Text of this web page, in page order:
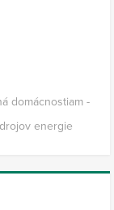
domácnostiam -
energie